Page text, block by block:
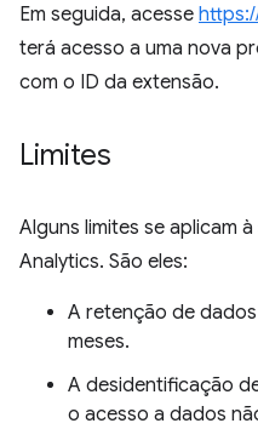
Em seguida, acesse
terá acesso a uma nova
com o ID da extensão.
Limites
Alguns limites se aplicam
Analytics. São eles:
A retenção de
meses.
A desidentificação
o acesso a dados